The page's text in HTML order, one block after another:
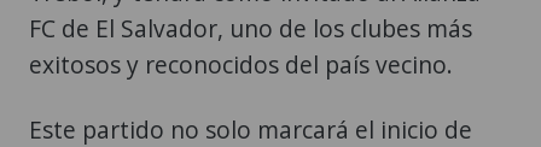
FC de El Salvador, uno de los clubes más
exitosos y reconocidos del país vecino.
Este partido no solo marcará el inicio de